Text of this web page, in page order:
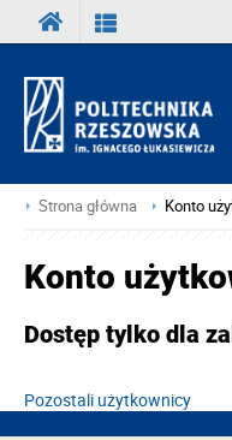
Strona główna Konto
Konto
Dostęp tylko dla
Pozostali użytkownicy